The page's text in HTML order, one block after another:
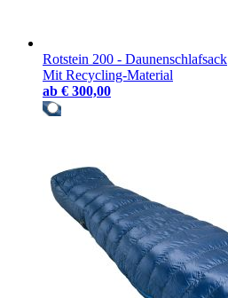
Rotstein 200 - Daunenschlafsack
Mit Recycling-Material
ab € 300,00